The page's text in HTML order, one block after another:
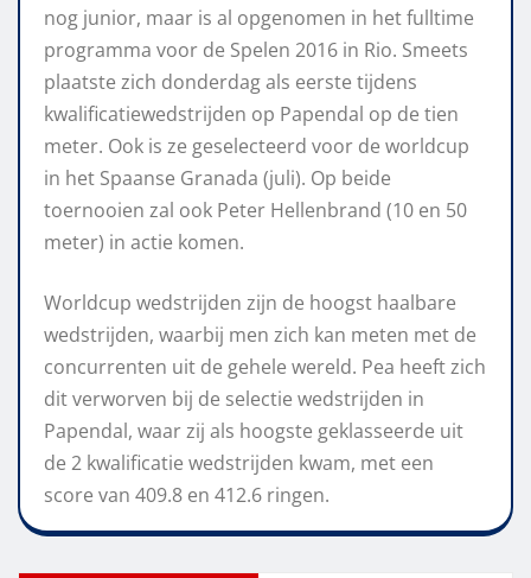
nog junior, maar is al opgenomen in het fulltime
programma voor de Spelen 2016 in Rio. Smeets
plaatste zich donderdag als eerste tijdens
kwalificatiewedstrijden op Papendal op de tien
meter. Ook is ze geselecteerd voor de worldcup
in het Spaanse Granada (juli). Op beide
toernooien zal ook Peter Hellenbrand (10 en 50
meter) in actie komen.
Worldcup wedstrijden zijn de hoogst haalbare
wedstrijden, waarbij men zich kan meten met de
concurrenten uit de gehele wereld. Pea heeft zich
dit verworven bij de selectie wedstrijden in
Papendal, waar zij als hoogste geklasseerde uit
de 2 kwalificatie wedstrijden kwam, met een
score van 409.8 en 412.6 ringen.